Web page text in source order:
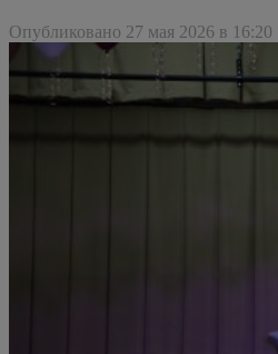
Опубликовано 27 мая 2026 в 16:20